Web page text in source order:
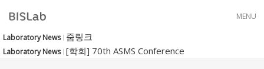
MENU
Laboratory News 줌링크
Laboratory News [학회] 70th ASMS Conference